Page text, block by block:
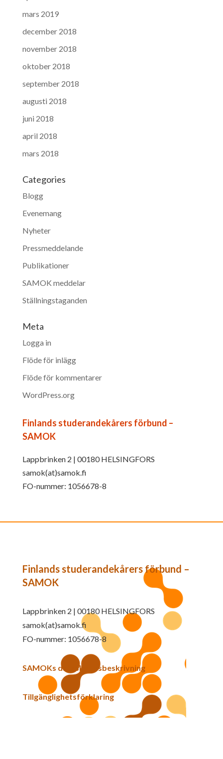
mars 2019
december 2018
november 2018
oktober 2018
september 2018
augusti 2018
juni 2018
april 2018
mars 2018
Categories
Blogg
Evenemang
Nyheter
Pressmeddelande
Publikationer
SAMOK meddelar
Ställningstaganden
Meta
Logga in
Flöde för inlägg
Flöde för kommentarer
WordPress.org
Finlands studerandekårers förbund –
SAMOK
Lappbrinken 2 | 00180 HELSINGFORS
samok(at)samok.fi
FO-nummer: 1056678-8
Finlands studerandekårers förbund –
SAMOK
Lappbrinken 2 | 00180 HELSINGFORS
samok(at)samok.fi
FO-nummer: 1056678-8
SAMOKs dataskyddsbeskrivning
Tillgänglighetsförklaring